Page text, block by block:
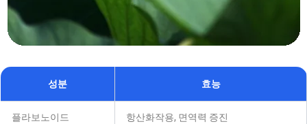
성분 효능
플라보노이드 항산화작용, 면역력 증진